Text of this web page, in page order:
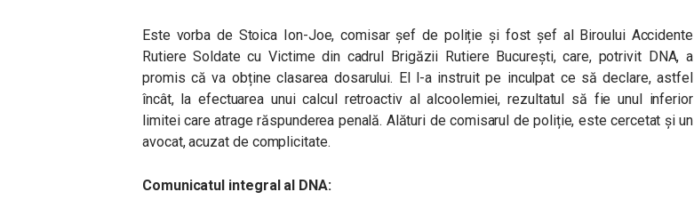
Este vorba de Stoica Ion-Joe, comisar șef de poliție și fost șef al Biroului Accidente
Rutiere Soldate cu Victime din cadrul Brigăzii Rutiere București, care, potrivit DNA, a
promis că va obține clasarea dosarului. El l-a instruit pe inculpat ce să declare, astfel
încât, la efectuarea unui calcul retroactiv al alcoolemiei, rezultatul să fie unul inferior
limitei care atrage răspunderea penală. Alături de comisarul de poliție, este cercetat și un
avocat, acuzat de complicitate.
Comunicatul integral al DNA: